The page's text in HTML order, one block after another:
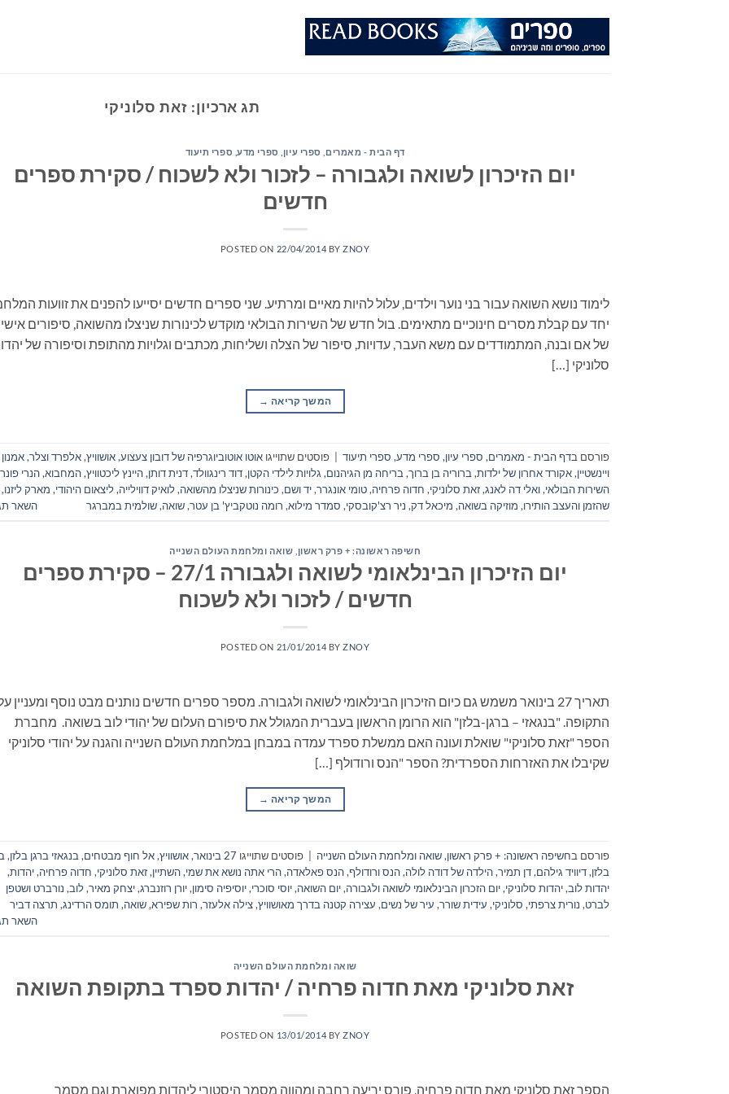
תג ארכיון: זאת סלוניקי
דף הבית - מאמרים ספרי עיון, ספרי מדע, ספרי תיעוד
יום הזיכרון לשואה ולגבורה – לזכור ולא לשכוח / סקירת ספרים
חדשים
POSTED ON 22/04/2014 BYZNOY
לימוד נושא השואה עבור בני נוער וילדים, עלול להיות מאיים ומרתיע. שני ספרים חדשים יסייעו להפנים את זוועות
יחד עם קבלת מסרים חינוכיים מתאימים. בול חדש של השירות הבולאי מוקדש לכינורות שניצלו מהשואה, סיפורים
של אם ובנה, המתמודדים עם משא העבר, עדויות, סיפור של הצלה ושליחות, מכתבים וגלויות מהתופת וסיפורה של
סלוניקי […]
המשך קריאה →
פורסם בדף הבית - מאמרים, ספרי עיון, ספרי מדע, ספרי תיעוד פוסטים שתוייגו אוטו אוטוביוגרפיה של דובון צעצוע,אושוויץ,אלפרד וצלר,אמנון
ויינשטיין,אקורד אחרון של ילדות, ברוריה בן ברוך, בריחה מן הגיהנום, גלויות לילדי הקטן,דוד רינגוולד,דנית דותן,היינץ ליכטוויץ,המחבוא,הנרי פונר
השירות הבולאי,ואלי דה לאנג,זאת סלוניקי, חדוה פרחיה,טומי אונגרר,יד ושם, כינורות שניצלו מהשואה,לואיק דווילייה,ליצאום היהודי, מארק ליזנו,
שהזמן והעצב הותירו, מוזיקה בשואה, מיכאל דק, ניר רצ'קובסקי, סמדר מילוא, רומה נוטקביץ' בן עטר,שואה,שולמית במברגר השאר
חשיפה ראשונה: + פרק ראשון שואה ומלחמת העולם השנייה
יום הזיכרון הבינלאומי לשואה ולגבורה 27/1 – סקירת ספרים
חדשים / לזכור ולא לשכוח
POSTED ON 21/01/2014 BYZNOY
תאריך 27 בינואר משמש גם כיום הזיכרון הבינלאומי לשואה ולגבורה. מספר ספרים חדשים נותנים מבט נוסף ומעניין
התקופה. "בנגאזי – ברגן-בלזן" הוא הרומן הראשון בעברית המגולל את סיפורם העלום של יהודי לוב בשואה. מחברת
הספר "זאת סלוניקי" שואלת ועונה האם ממשלת ספרד עמדה במבחן במלחמת העולם השנייה והגנה על יהודי סלוניקי
שקיבלו את האזרחות הספרדית? הספר "הנס ורודולף […]
המשך קריאה →
פורסם בחשיפה ראשונה: + פרק ראשון,שואה ומלחמת העולם השנייה פוסטים שתוייגו 27 בינואר ,אושוויץ,אל חוף מבטחים, בנגאזי ברגן בלזן,
בלזן,דיוויד גילהם,דן תמיר,הילדה של דודה לולה,הנס ורודולף,הנס פאלאדה,הרי אתה נושא את שמי,השתיין,זאת סלוניקי, חדוה פרחיה,יהדות,
יהדות לוב,יהדות סלוניקי,יום הזכרון הבינלאומי לשואה ולגבורה,יום השואה,יוסי סוכרי,יוסיפיה סימון,יורן רוזנברג,יצחק מאיר,לוב, נורברט ושטפן
לברט, נורית צרפתי, סלוניקי, עידית שורר, עיר של נשים, עצירה קטנה בדרך מאושוויץ,צילה אלעזר, רות שפירא,שואה, תומס הרדינג, תרצה דביר
השאר
שואה ומלחמת העולם השנייה
זאת סלוניקי מאת חדוה פרחיה / יהדות ספרד בתקופת השואה
POSTED ON 13/01/2014 BYZNOY
הספר זאת סלוניקי מאת חדוה פרחיה, פורס יריעה רחבה ומהווה מסמך היסטורי ליהדות מפוארת וגם מסמך